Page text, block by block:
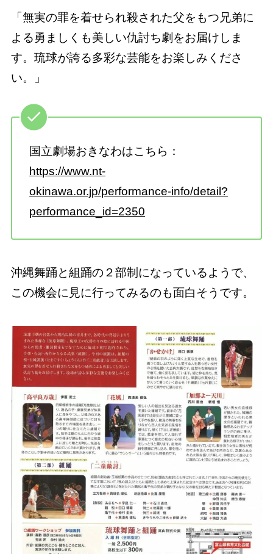
「無実の罪を着せられ殺された父をもつ兄弟に
よる勇ましくも美しい仇討ち劇をお届けしま
す。琉球が誇る多彩な芸能をお楽しみくださ
い。」
国立劇場おきなわはこちら：
https://www.nt-
okinawa.or.jp/performance-info/detail?
performance_id=2350
沖縄舞踊と組踊の２部制になっているようで、
この機会に見に行ってみるのも面白そうです。